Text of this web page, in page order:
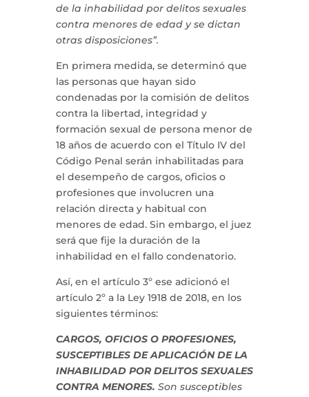
de la inhabilidad por delitos sexuales
contra menores de edad y se dictan
otras disposiciones”.
En primera medida, se determinó que
las personas que hayan sido
condenadas por la comisión de delitos
contra la libertad, integridad y
formación sexual de persona menor de
18 años de acuerdo con el Título IV del
Código Penal serán inhabilitadas para
el desempeño de cargos, oficios o
profesiones que involucren una
relación directa y habitual con
menores de edad. Sin embargo, el juez
será que fije la duración de la
inhabilidad en el fallo condenatorio.
Así, en el artículo 3º ese adicionó el
artículo 2º a la Ley 1918 de 2018, en los
siguientes términos:
CARGOS, OFICIOS O PROFESIONES,
SUSCEPTIBLES DE APLICACIÓN DE LA
INHABILIDAD POR DELITOS SEXUALES
CONTRA MENORES. Son susceptibles